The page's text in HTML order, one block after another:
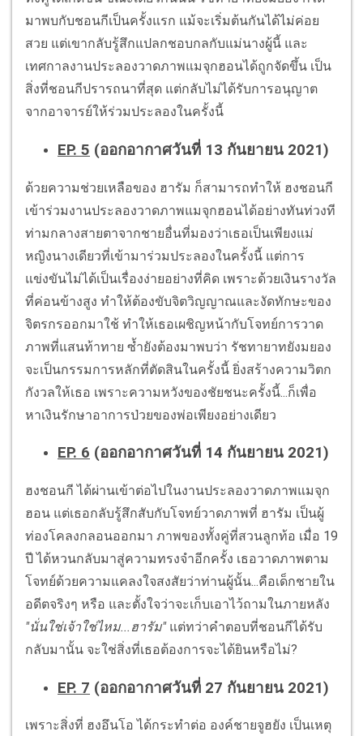
มาพบกับชอนกีเป็นครั้งแรก แม้จะเริ่มต้นกันได้ไม่ค่อย
สวย แต่เขากลับรู้สึกแปลกชอบกลกับแม่นางผู้นี้ และ
เทศกาลงานประลองวาดภาพแมจุกฮอนได้ถูกจัดขึ้น เป็น
สิ่งที่ชอนกีปรารถนาที่สุด แต่กลับไม่ได้รับการอนุญาต
จากอาจารย์ให้ร่วมประลองในครั้งนี้
EP. 5 (ออกอากาศวันที่ 13 กันยายน 2021)
ด้วยความช่วยเหลือของ ฮารัม ก็สามารถทำให้ ฮงชอนกี
เข้าร่วมงานประลองวาดภาพแมจุกฮอนได้อย่างทันท่วงที
ท่ามกลางสายตาจากชายอื่นที่มองว่าเธอเป็นเพียงแม่
หญิงนางเดียวที่เข้ามาร่วมประลองในครั้งนี้ แต่การ
แข่งขันไม่ได้เป็นเรื่องง่ายอย่างที่คิด เพราะด้วยเงินรางวัล
ที่ค่อนข้างสูง ทำให้ต้องขับจิตวิญญาณและงัดทักษะของ
จิตรกรออกมาใช้ ทำให้เธอเผชิญหน้ากับโจทย์การวาด
ภาพที่แสนท้าทาย ซ้ำยังต้องมาพบว่า รัชทายาทยังมยอง
จะเป็นกรรมการหลักที่ตัดสินในครั้งนี้ ยิ่งสร้างความวิตก
กังวลให้เธอ เพราะความหวังของชัยชนะครั้งนี้...ก็เพื่อ
หาเงินรักษาอาการป่วยของพ่อเพียงอย่างเดียว
EP. 6 (ออกอากาศวันที่ 14 กันยายน 2021)
ฮงชอนกี ได้ผ่านเข้าต่อไปในงานประลองวาดภาพแมจุก
ฮอน แต่เธอกลับรู้สึกสับกับโจทย์วาดภาพที่ ฮารัม เป็นผู้
ท่องโคลงกลอนออกมา ภาพของทั้งคู่ที่สวนลูกท้อ เมื่อ 19
ปี ได้หวนกลับมาสู่ความทรงจำอีกครั้ง เธอวาดภาพตาม
โจทย์ด้วยความแคลงใจสงสัยว่าท่านผู้นั้น...คือเด็กชายใน
อดีตจริงๆ หรือ และตั้งใจว่าจะเก็บเอาไว้ถามในภายหลัง
"นั่นใช่เจ้าใช่ไหม...ฮารัม"แต่ทว่าคำตอบที่ชอนกีได้รับ
กลับมานั้น จะใช่สิ่งที่เธอต้องการจะได้ยินหรือไม่?
EP. 7 (ออกอากาศวันที่ 27 กันยายน 2021)
เพราะสิ่งที่ ฮงอึนโอ ได้กระทำต่อ องค์ชายจูฮยัง เป็นเหตุ